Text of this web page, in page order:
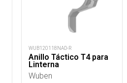
WUB120118NAD-R
Anillo Táctico T4 para
Linterna
Wuben